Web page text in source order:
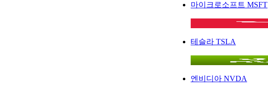
마이크로소프트 MSFT
테슬라 TSLA
엔비디아 NVDA